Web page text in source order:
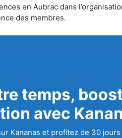
en Aubrac dans
des membres.
temps,
avec
Kananas et profitez de 30 jours